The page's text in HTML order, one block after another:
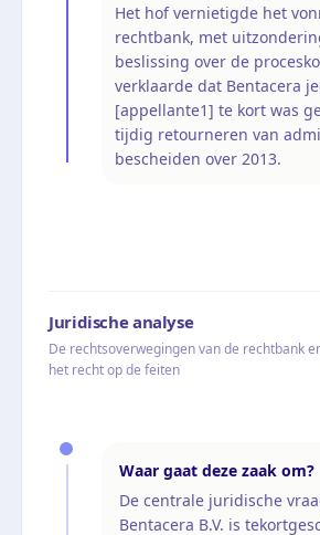
Het hof vernietigde het
rechtbank, met
beslissing over de
verklaarde dat Bentacera
[appellante1] te kort was
tijdig retourneren van
bescheiden over 2013.
Juridische analyse
De rechtsoverwegingen van de rechtbank
het recht op de feiten
Waar gaat deze zaak om?
De centrale juridische
Bentacera B.V. is